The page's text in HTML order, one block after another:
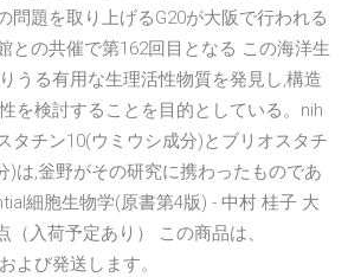
問題を取り上げるG20が大阪で行われる
との共催で第162回目となる この海洋生
うる有用な生理活性物質を発見し,構造
を検討することを目的としている。nih
タチン10(ウミウシ成分)とブリオスタチ
)は,釡野がその研究に携わったものであ
細胞生物学(原書第4版) - 中村 桂子 大
（入荷予定あり） この商品は、
よび発送します。